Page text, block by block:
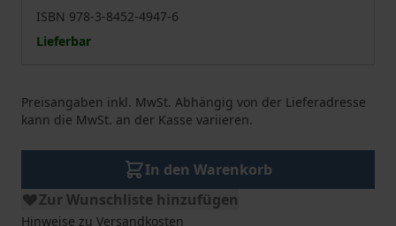
ISBN 978-3-8452-4947-6
Lieferbar
Preisangaben inkl. MwSt. Abhängig von der Lieferadresse
kann die MwSt. an der Kasse variieren.
In den Warenkorb
Zur Wunschliste hinzufügen
Hinweise zu Versandkosten